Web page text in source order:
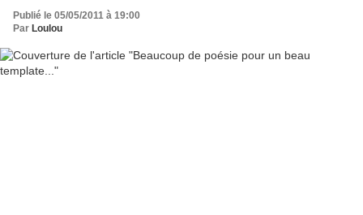
Publié le 05/05/2011 à 19:00
Par Loulou